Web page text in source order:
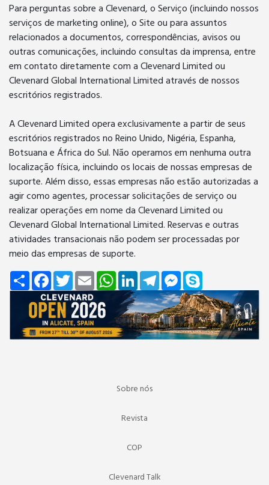
Para perguntas sobre a Clevenard, o Serviço (incluindo nossos
serviços de marketing online), o Site ou para assuntos
relacionados a documentos, correspondências, avisos ou
outras comunicações, incluindo consultas da imprensa, entre
em contato diretamente com a Clevenard Limited ou
Clevenard Global International Limited através de nossos
escritórios registrados.
A Clevenard Limited opera exclusivamente a partir de seus
escritórios registrados no Reino Unido, Nigéria, Espanha,
Botsuana e África do Sul. Não operamos em nenhuma outra
localização física, incluindo os locais de nossas empresas de
suporte. Além disso, essas empresas não estão autorizadas a
agir como agentes, processar solicitações de serviço ou
realizar operações em nome da Clevenard Limited ou
Clevenard Global International Limited. Reservas e outras
atividades transacionais não podem ser processadas por
meio das empresas de suporte.
ShareFacebookTwitterEmailWhatsApp
LinkedInTelegramMessenger
Sobre nós
Revista
COP
Clevenard Talk